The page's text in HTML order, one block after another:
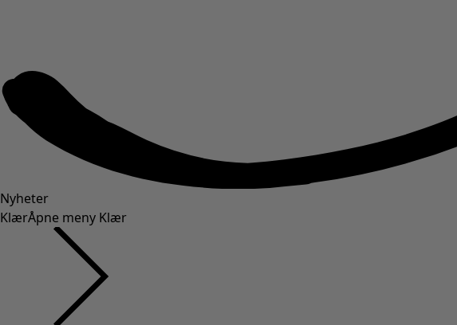
Nyheter
KlærÅpne meny Klær